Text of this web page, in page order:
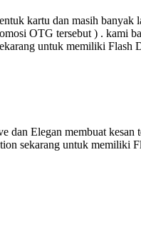
kartu dan masih
OTG tersebut ) . kami
untuk memiliki
Elegan membuat
sekarang untuk memiliki